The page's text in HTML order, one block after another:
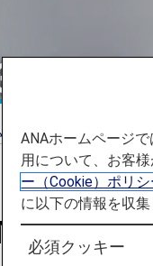
ご旅行の準備
ビジネ
ANAホームページ
用について、お客
ー（Cookie）ポリ
に以下の情報を収集
必須クッキー